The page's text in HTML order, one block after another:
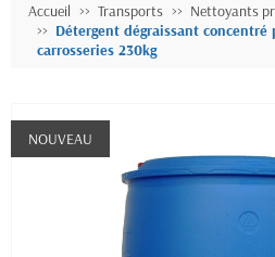
Accueil Transports
Nettoyants
Détergent dégraissant concentré
carrosseries 230kg
NOUVEAU